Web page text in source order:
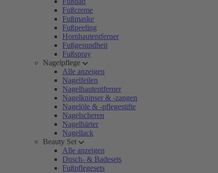
Fußcreme
Fußmaske
Fußpeeling
Hornhautentferner
Fußgesundheit
Fußspray
Nagelpflege
Alle anzeigen
Nagelfeilen
Nagelhautentferner
Nagelknipser & -zangen
Nagelöle & -pflegestifte
Nagelscheren
Nagelhärter
Nagellack
Beauty Set
Alle anzeigen
Dusch- & Badesets
Fußpflegesets